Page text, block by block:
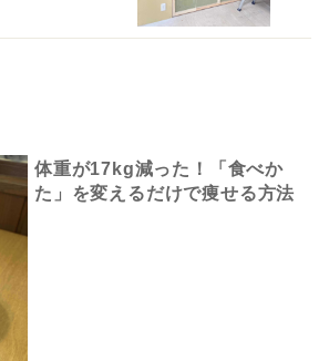
体重が17kg減った！「食べか
た」を変えるだけで痩せる方法